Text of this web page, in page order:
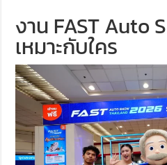
งาน FAST Auto
เหมาะกับใคร